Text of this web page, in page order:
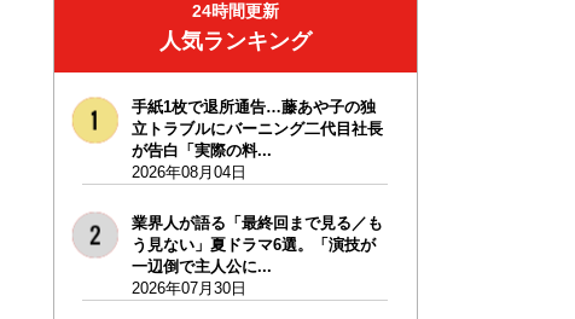
24時間更新
人気ランキング
手紙1枚で退所通告…藤あや子の独
立トラブルにバーニング二代目社長
が告白「実際の料...
2026年08月04日
業界人が語る「最終回まで見る／も
う見ない」夏ドラマ6選。「演技が
一辺倒で主人公に...
2026年07月30日